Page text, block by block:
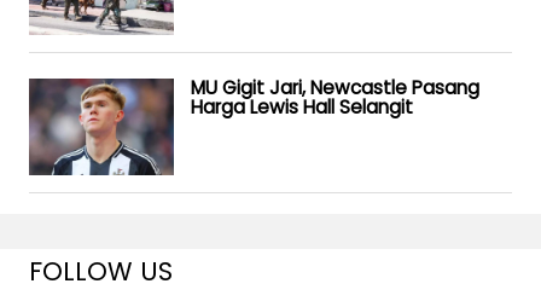
MU Gigit Jari, Newcastle Pasang
Harga Lewis Hall Selangit
FOLLOW US